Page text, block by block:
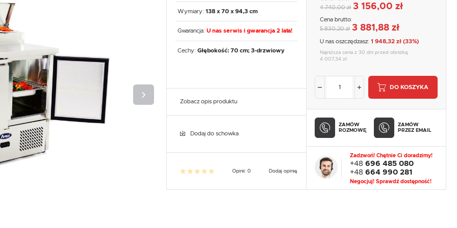
Wymiary: 138 x 70 x 94,3 cm
Gwarancja: U nas serwis i gwarancja 2 lata!
Cechy: Głębokość: 70 cm; 3-drzwiowy
Zobacz opis produktu
Dodaj do schowka
Opinii: 0 Dodaj opinię
4 740,00 zł 3 156,00 zł
Cena brutto:
5 830,20 zł 3 881,88 zł
U nas oszczędzasz:1 948,32 zł (33%)
Najniższa cena z 30 dni przed obniżką:
4 007,34 zł
DO KOSZYKA
ZAMÓW
ROZMOWĘ
ZAMÓW
PRZEZ EMAIL
Zadzwoń! Chętnie Ci doradzimy!
+48 696 485 080
+48 664 990 281
Negocjuj! Sprawdź dostępność!